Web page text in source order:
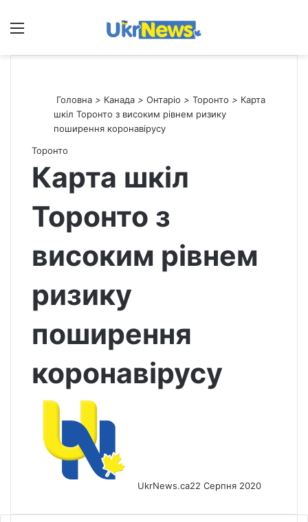
Меню
Головна > Канада > Онтаріо > Торонто > Карта
шкіл Торонто з високим рівнем ризику
поширення коронавірусу
Торонто
Карта шкіл
Торонто з
високим рівнем
ризику
поширення
коронавірусу
UkrNews.ca22 Серпня 2020